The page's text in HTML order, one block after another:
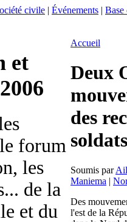
civile | Événements | Base
et
forum
les
de la
et du
Accueil
Deux
des
soldats
Soumis par
Maniema |
Des
l'est de la